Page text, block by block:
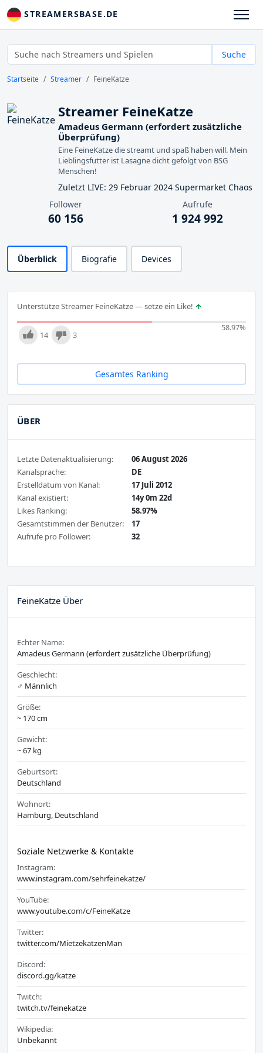
STREAMERSBASE.DE
Suche
Startseite Streamer FeineKatze
Streamer FeineKatze
Amadeus Germann (erfordert zusätzliche
Überprüfung)
Eine FeineKatze die streamt und spaß haben will. Mein
Lieblingsfutter ist Lasagne dicht gefolgt von BSG
Menschen!
Zuletzt LIVE: 29 Februar 2024 Supermarket Chaos
Follower
60 156
Aufrufe
1 924 992
Überblick Biografie Devices
Unterstütze Streamer FeineKatze — setze ein Like!
58.97%
14 3
Gesamtes Ranking
ÜBER
Letzte Datenaktualisierung:
06 August 2026
Kanalsprache:
DE
Erstelldatum von Kanal:
17 Juli 2012
Kanal existiert:
14y 0m 22d
Likes Ranking:
58.97%
Gesamtstimmen der Benutzer:
17
Aufrufe pro Follower:
32
FeineKatze Über
Echter Name:
Amadeus Germann (erfordert zusätzliche Überprüfung)
Geschlecht:
♂️ Männlich
Größe:
~ 170 cm
Gewicht:
~ 67 kg
Geburtsort:
Deutschland
Wohnort:
Hamburg, Deutschland
Soziale Netzwerke & Kontakte
Instagram:
www.instagram.com/sehrfeinekatze/
YouTube:
www.youtube.com/c/FeineKatze
Twitter:
twitter.com/MietzekatzenMan
Discord:
discord.gg/katze
Twitch:
twitch.tv/feinekatze
Wikipedia:
Unbekannt